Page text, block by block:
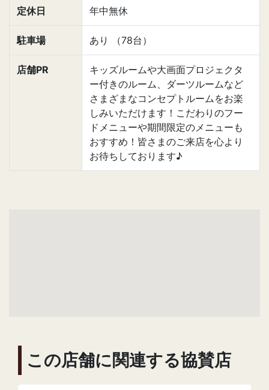
定休日 年中無休
駐車場 あり （78台）
店舗PR
キッズルームや大画面プロジェクタ
ー付きのルーム、ダーツルームなど
さまざまなコンセプトルームをお楽
しみいただけます！こだわりのフー
ドメニューや期間限定のメニューも
おすすめ！皆さまのご来店を心より
お待ちしております♪
この店舗に関連する協賛店